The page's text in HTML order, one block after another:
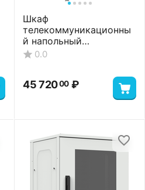
Шкаф
телекоммуникационны
й напольный
ШТНП-22U-800-600-
0.0
45 72000 ₽